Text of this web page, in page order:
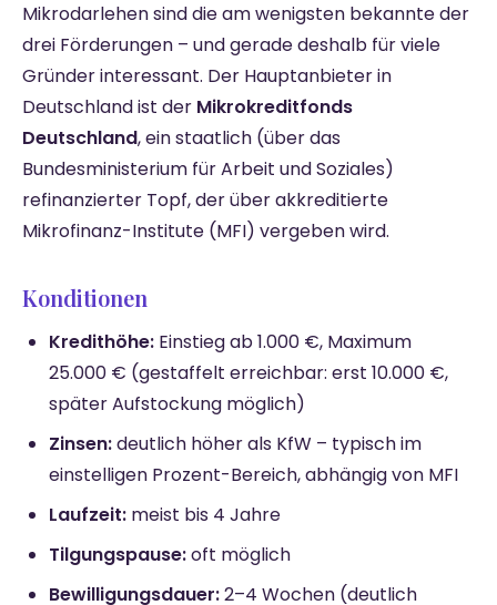
Mikrodarlehen sind die am wenigsten bekannte der
drei Förderungen – und gerade deshalb für viele
Gründer interessant. Der Hauptanbieter in
Deutschland ist der Mikrokreditfonds
Deutschland, ein staatlich (über das
Bundesministerium für Arbeit und Soziales)
refinanzierter Topf, der über akkreditierte
Mikrofinanz-Institute (MFI) vergeben wird.
Konditionen
Kredithöhe: Einstieg ab 1.000 €, Maximum
25.000 € (gestaffelt erreichbar: erst 10.000 €,
später Aufstockung möglich)
Zinsen:deutlich höher als KfW – typisch im
einstelligen Prozent-Bereich, abhängig von MFI
Laufzeit: meist bis 4 Jahre
Tilgungspause:oft möglich
Bewilligungsdauer:2–4 Wochen (deutlich